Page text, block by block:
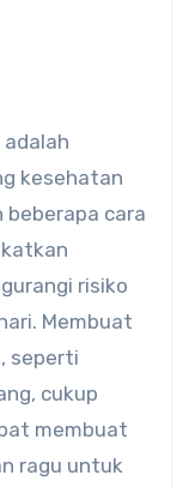
kesehatan
beberapa cara
risiko
Membuat
seperti
cukup
membuat
ragu untuk